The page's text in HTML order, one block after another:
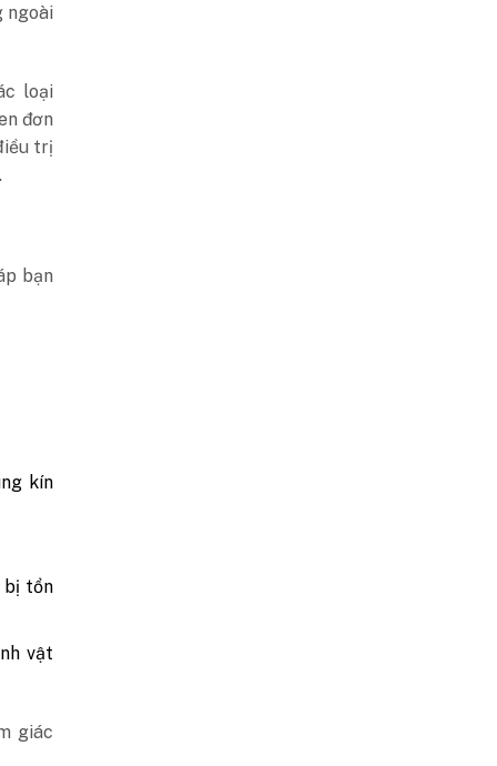
ngoài
loại
đơn
trị
bạn
kín
bị tổn
vật
giác